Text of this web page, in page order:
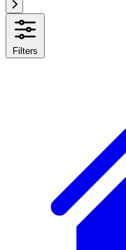
Filters